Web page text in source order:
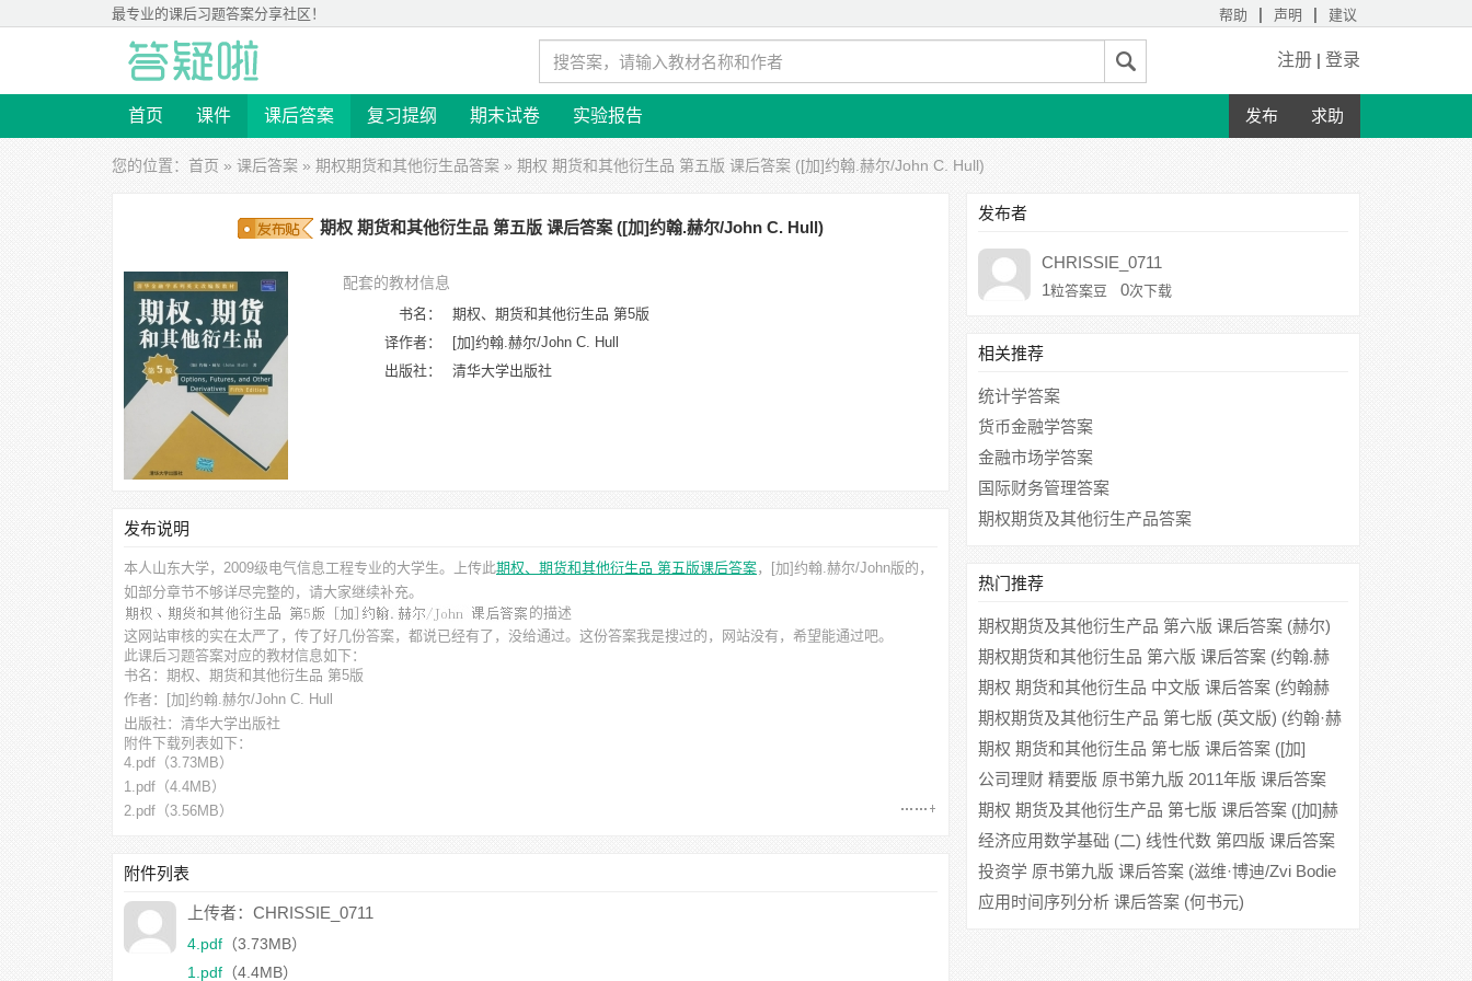
最专业的课后习题答案分享社区！ 帮助 | 声明 | 建议
注册 | 登录
首页 课件 课后答案 复习提纲 期末试卷 实验报告 发布 求助
您的位置： 首页 » 课后答案 » 期权期货和其他衍生品答案 » 期权 期货和其他衍生品 第五版 课后答案 ([加]约翰.赫尔/John C. Hull)
期权 期货和其他衍生品 第五版 课后答案 ([加]约翰.赫尔/John C. Hull)
配套的教材信息
书名：
期权、期货和其他衍生品 第5版
译作者：
[加]约翰.赫尔/John C. Hull
出版社：
清华大学出版社
发布说明
本人山东大学，2009级电气信息工程专业的大学生。上传此期权、期货和其他衍生品 第五版课后答案，[加]约翰.赫尔/John版的，
如部分章节不够详尽完整的，请大家继续补充。
的描述
这网站审核的实在太严了，传了好几份答案，都说已经有了，没给通过。这份答案我是搜过的，网站没有，希望能通过吧。
此课后习题答案对应的教材信息如下：
书名：期权、期货和其他衍生品 第5版
作者：[加]约翰.赫尔/John C. Hull
出版社：清华大学出版社
附件下载列表如下：
4.pdf （3.73MB）
1.pdf （4.4MB）
2.pdf （3.56MB）
附件列表
上传者：CHRISSIE_0711
4.pdf （3.73MB）
1.pdf （4.4MB）
发布者
CHRISSIE_0711
1粒答案豆 0次下载
相关推荐
统计学答案
货币金融学答案
金融市场学答案
国际财务管理答案
期权期货及其他衍生产品答案
热门推荐
期权期货及其他衍生产品 第六版 课后答案 (赫尔)
期权期货和其他衍生品 第六版 课后答案 (约翰.赫
尔)
期权 期货和其他衍生品 中文版 课后答案 (约翰赫
尔)
期权期货及其他衍生产品 第七版 (英文版) (约翰·赫
尔) 课后答案
期权 期货和其他衍生品 第七版 课后答案 ([加]
John)
公司理财 精要版 原书第九版 2011年版 课后答案
(斯蒂芬A.罗斯 方红星)
期权 期货及其他衍生产品 第七版 课后答案 ([加]赫
尔)
经济应用数学基础 (二) 线性代数 第四版 课后答案
(赵树嫄)
投资学 原书第九版 课后答案 (滋维·博迪/Zvi Bodie
汪昌云)
应用时间序列分析 课后答案 (何书元)